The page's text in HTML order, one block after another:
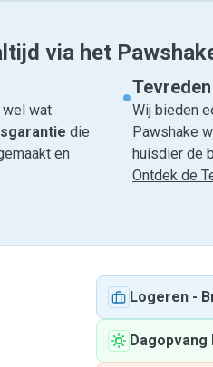
via het
wel wat
die
en
Tevreden
Wij bieden
Pawshake
huisdier de
Ontdek de
Logeren -
Dagopvang